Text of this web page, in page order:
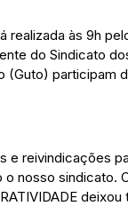
realizada às 9h
do Sindicato
(Guto) participam
e reivindicações
nosso sindicato.